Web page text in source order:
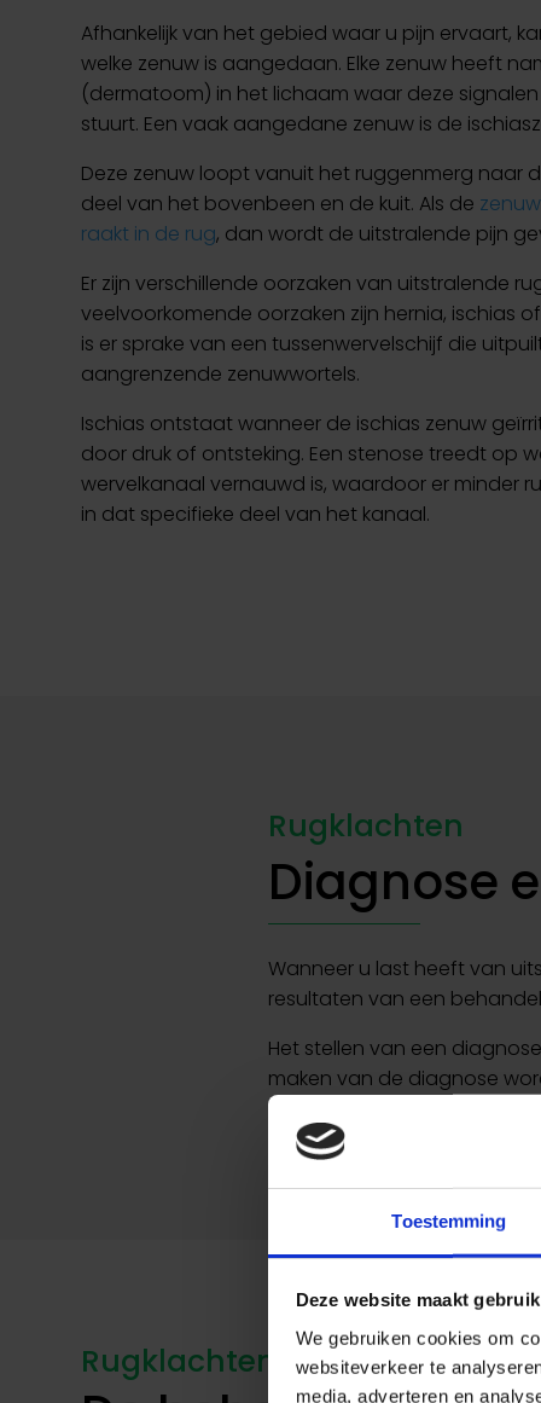
Toestemming
Deze website maakt
We gebruiken cookies om
websiteverkeer te
media, adverteren en
Afhankelijk van het gebied waar u pijn ervaart,
welke zenuw is aangedaan. Elke zenuw heeft
(dermatoom) in het lichaam waar deze
stuurt. Een vaak aangedane zenuw is de
Deze zenuw loopt vanuit het ruggenmerg naar
deel van het bovenbeen en de kuit. Als de
raakt in de rug, dan wordt de uitstralende pijn
Er zijn verschillende oorzaken van uitstralende
veelvoorkomende oorzaken zijn hernia, ischias
is er sprake van een tussenwervelschijf die
aangrenzende zenuwwortels.
Ischias ontstaat wanneer de ischias zenuw
door druk of ontsteking. Een stenose treedt op
wervelkanaal vernauwd is, waardoor er minder
in dat specifieke deel van het kanaal.
Rugklachten
Diagnose
Wanneer u last heeft van
resultaten van een
Het stellen van een
maken van de diagnose
Daarnaast zal de
Rugklachten